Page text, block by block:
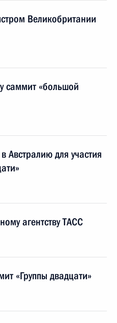
Великобритании
саммит «большой
Австралию для участия
агентству ТАСС
«Группы двадцати»